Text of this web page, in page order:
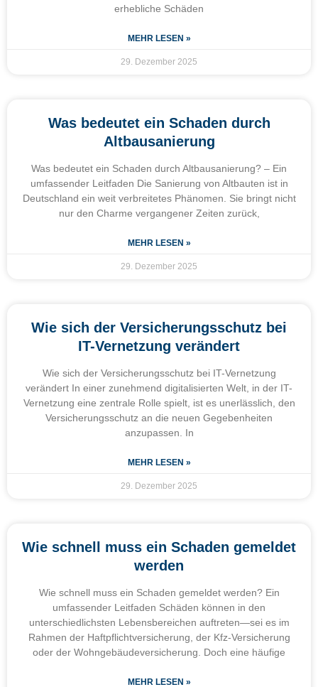
erhebliche Schäden
MEHR LESEN »
29. Dezember 2025
Was bedeutet ein Schaden durch
Altbausanierung
Was bedeutet ein Schaden durch Altbausanierung? – Ein
umfassender Leitfaden Die Sanierung von Altbauten ist in
Deutschland ein weit verbreitetes Phänomen. Sie bringt nicht
nur den Charme vergangener Zeiten zurück,
MEHR LESEN »
29. Dezember 2025
Wie sich der Versicherungsschutz bei
IT-Vernetzung verändert
Wie sich der Versicherungsschutz bei IT-Vernetzung
verändert In einer zunehmend digitalisierten Welt, in der IT-
Vernetzung eine zentrale Rolle spielt, ist es unerlässlich, den
Versicherungsschutz an die neuen Gegebenheiten
anzupassen. In
MEHR LESEN »
29. Dezember 2025
Wie schnell muss ein Schaden gemeldet
werden
Wie schnell muss ein Schaden gemeldet werden? Ein
umfassender Leitfaden Schäden können in den
unterschiedlichsten Lebensbereichen auftreten—sei es im
Rahmen der Haftpflichtversicherung, der Kfz-Versicherung
oder der Wohngebäudeversicherung. Doch eine häufige
MEHR LESEN »